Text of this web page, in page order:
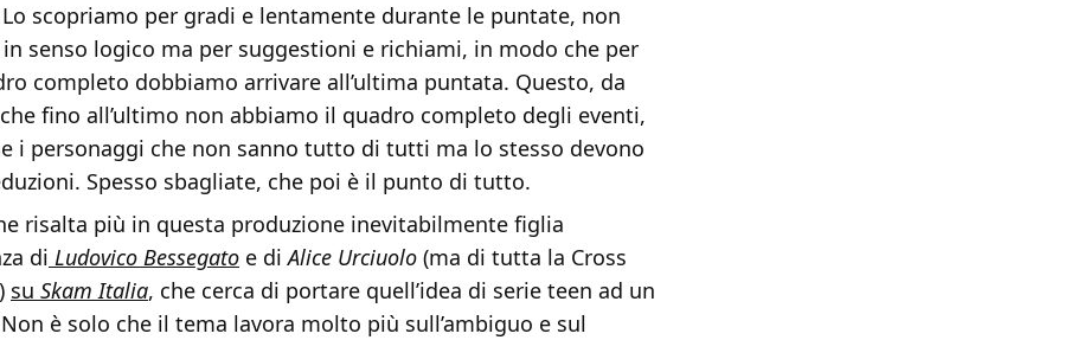
scopriamo per gradi e lentamente durante le puntate, non
senso logico ma per suggestioni e richiami, in modo che per
completo dobbiamo arrivare all’ultima puntata. Questo, da
fino all’ultimo non abbiamo il quadro completo degli eventi,
i personaggi che non sanno tutto di tutti ma lo stesso devono
Spesso sbagliate, che poi è il punto di tutto.
risalta più in questa produzione inevitabilmente figlia
di Ludovico Bessegato e di Alice Urciuolo (ma di tutta la Cross
su Skam Italia, che cerca di portare quell’idea di serie teen ad un
è solo che il tema lavora molto più sull’ambiguo e sul